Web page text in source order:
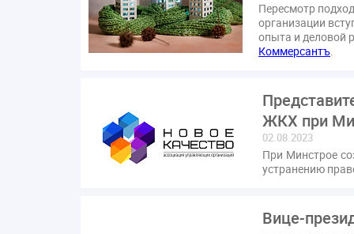
Пересмотр
организации
опыта и деловой
Коммерсантъ.
ЖКХ при
02.08.2023
При Минстрое
устранению
Вице-